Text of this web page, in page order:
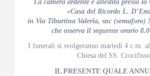
La camera ardente è allestita presso la
«Casa del Ricordo L.
in Via Tiburtina Valeria, snc (semaforo)
che osserva il seguente orario
I funerali si svolgeranno martedì 4 c.m.
Chiesa del SS.
IL PRESENTE QUALE